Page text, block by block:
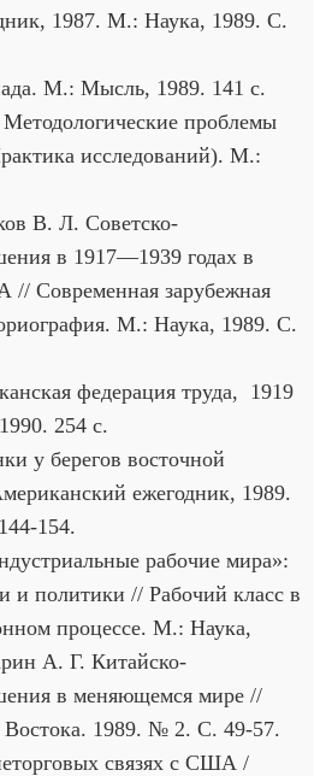
1987. М.: Наука, 1989. С.
М.: Мысль, 1989. 141 с.
проблемы
исследований). М.:
В. Л. Советско-
в 1917—1939 годах в
Современная зарубежная
М.: Наука, 1989. С.
федерация труда, 1919
254 с.
у берегов восточной
ежегодник, 1989.
154.
рабочие мира»:
и политики // Рабочий класс в
процессе. М.: Наука,
А. Г. Китайско-
в меняющемся мире //
1989. № 2. С. 49-57.
связях с США /